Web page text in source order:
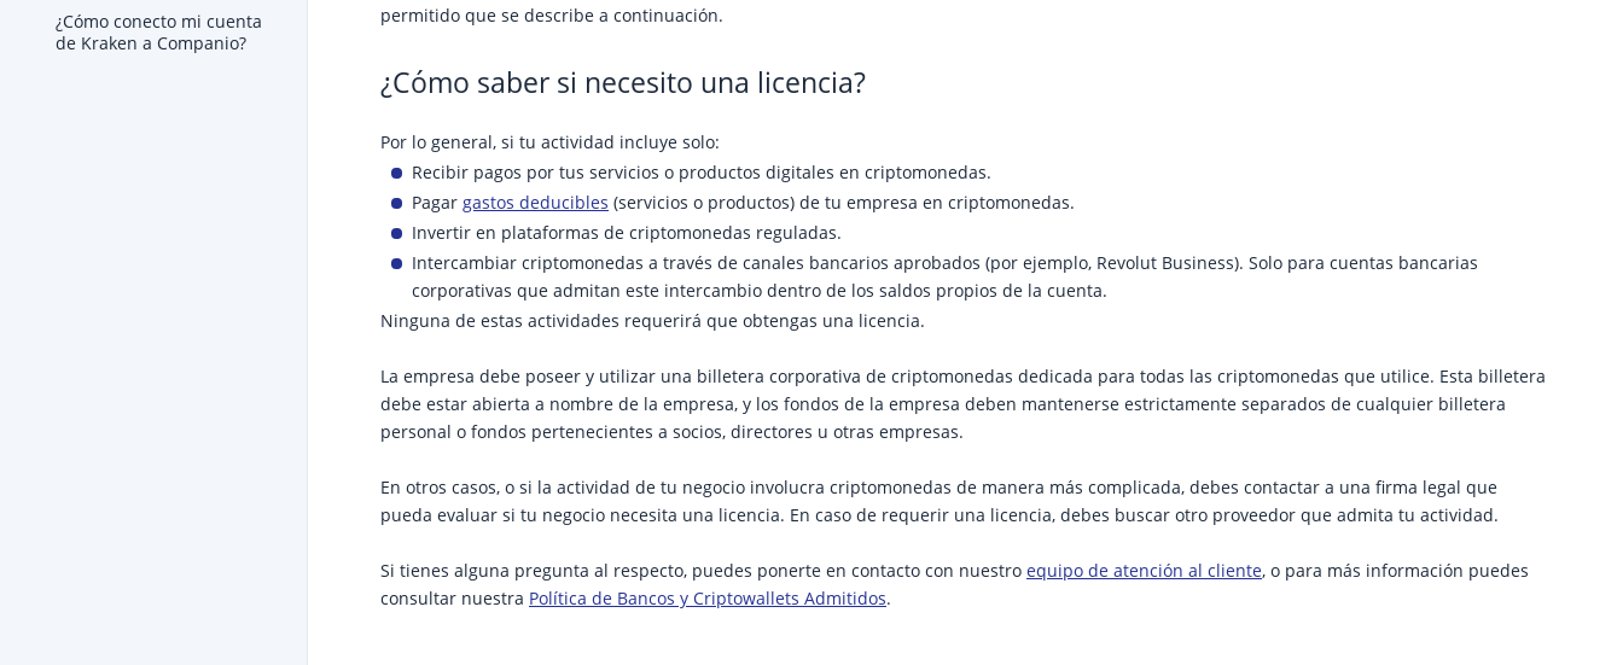
¿Cómo conecto mi cuenta
de Kraken a Companio?
permitido que se describe a continuación.
¿Cómo saber si necesito una licencia?
Por lo general, si tu actividad incluye solo:
Recibir pagos por tus servicios o productos digitales en criptomonedas.
Pagar gastos deducibles (servicios o productos) de tu empresa en criptomonedas.
Invertir en plataformas de criptomonedas reguladas.
Intercambiar criptomonedas a través de canales bancarios aprobados (por ejemplo, Revolut Business). Solo para cuentas bancarias
corporativas que admitan este intercambio dentro de los saldos propios de la cuenta.
Ninguna de estas actividades requerirá que obtengas una licencia.
La empresa debe poseer y utilizar una billetera corporativa de criptomonedas dedicada para todas las criptomonedas que utilice. Esta billetera
debe estar abierta a nombre de la empresa, y los fondos de la empresa deben mantenerse estrictamente separados de cualquier billetera
personal o fondos pertenecientes a socios, directores u otras empresas.
En otros casos, o si la actividad de tu negocio involucra criptomonedas de manera más complicada, debes contactar a una firma legal que
pueda evaluar si tu negocio necesita una licencia. En caso de requerir una licencia, debes buscar otro proveedor que admita tu actividad.
Si tienes alguna pregunta al respecto, puedes ponerte en contacto con nuestro equipo de atención al cliente, o para más información puedes
consultar nuestra Política de Bancos y Criptowallets Admitidos.